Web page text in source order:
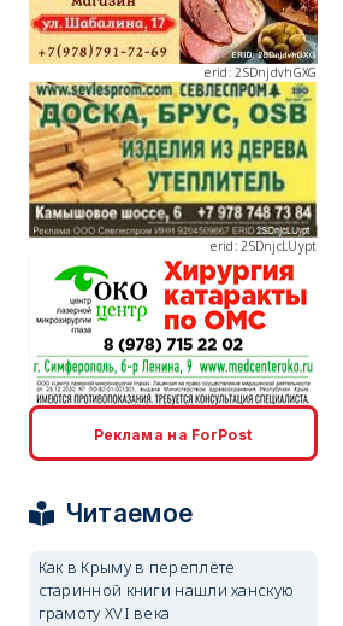
erid: 2SDnjdvhGXG
erid: 2SDnjcLUypt
erid: 2SDnjcrDNw6
erid: 2SDnjdPjgYS
Реклама на ForPost
Читаемое
Как в Крыму в переплёте
старинной книги нашли ханскую
грамоту XVI века